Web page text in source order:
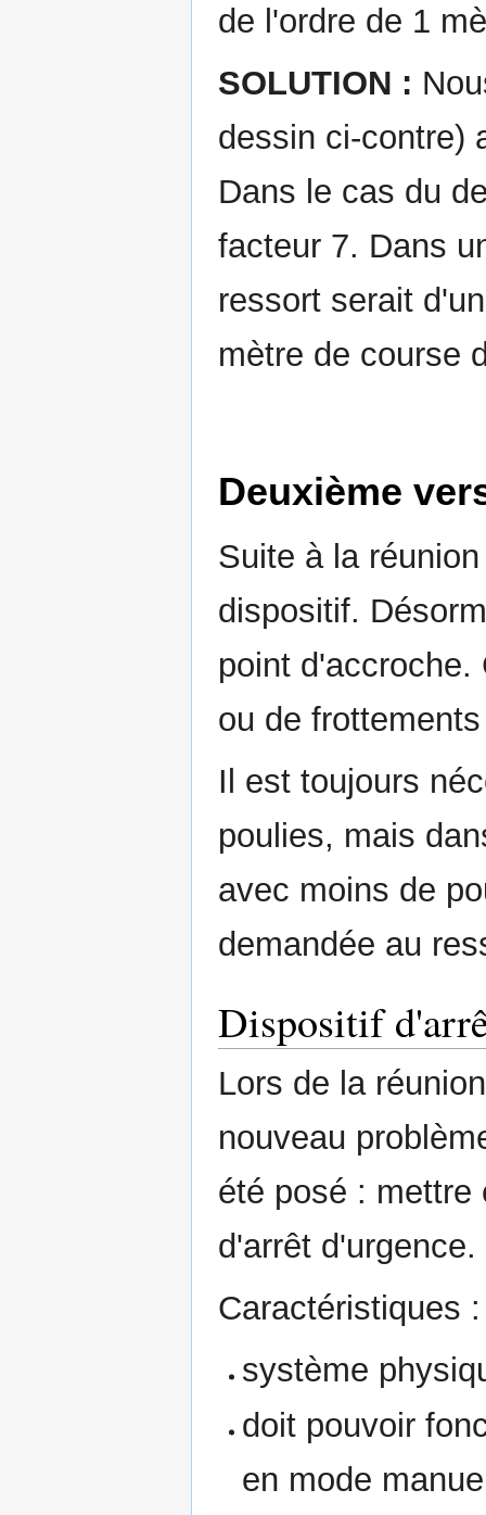
de l'ordre de 1
SOLUTION :
dessin ci-contre)
Dans le cas du
facteur 7. Dans
ressort serait
mètre de course
Deuxième
Suite à la
dispositif.
point d'accroche.
ou de
Il est toujours
poulies, mais
avec moins de
demandée au
Dispositif
Lors de la
nouveau
été posé : mettre
d'arrêt d'urgence.
Caractéristiques :
système
doit pouvoir
en mode